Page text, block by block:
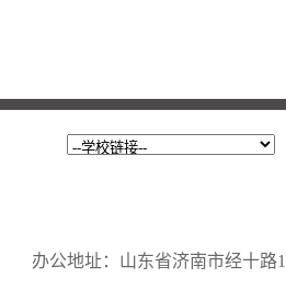
办公地址：山东省济南市经十路